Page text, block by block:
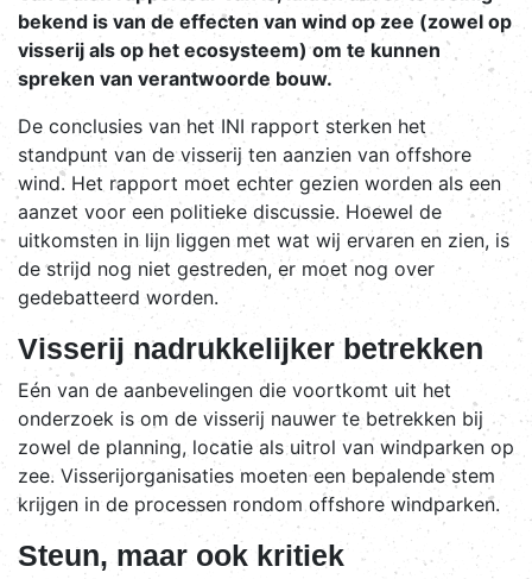
bekend is van de effecten van wind op zee (zowel op
visserij als op het ecosysteem) om te kunnen
spreken van verantwoorde bouw.
De conclusies van het INI rapport sterken het
standpunt van de visserij ten aanzien van offshore
wind. Het rapport moet echter gezien worden als een
aanzet voor een politieke discussie. Hoewel de
uitkomsten in lijn liggen met wat wij ervaren en zien, is
de strijd nog niet gestreden, er moet nog over
gedebatteerd worden.
Visserij nadrukkelijker betrekken
Eén van de aanbevelingen die voortkomt uit het
onderzoek is om de visserij nauwer te betrekken bij
zowel de planning, locatie als uitrol van windparken op
zee. Visserijorganisaties moeten een bepalende stem
krijgen in de processen rondom offshore windparken.
Steun, maar ook kritiek